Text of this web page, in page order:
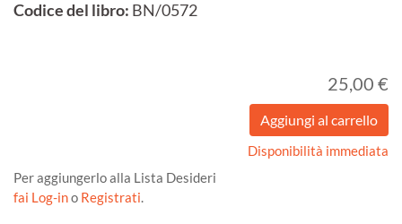
Codice del libro: BN/0572
25,00 €
Disponibilità immediata
Per aggiungerlo alla Lista Desideri
fai Log-ino Registrati.